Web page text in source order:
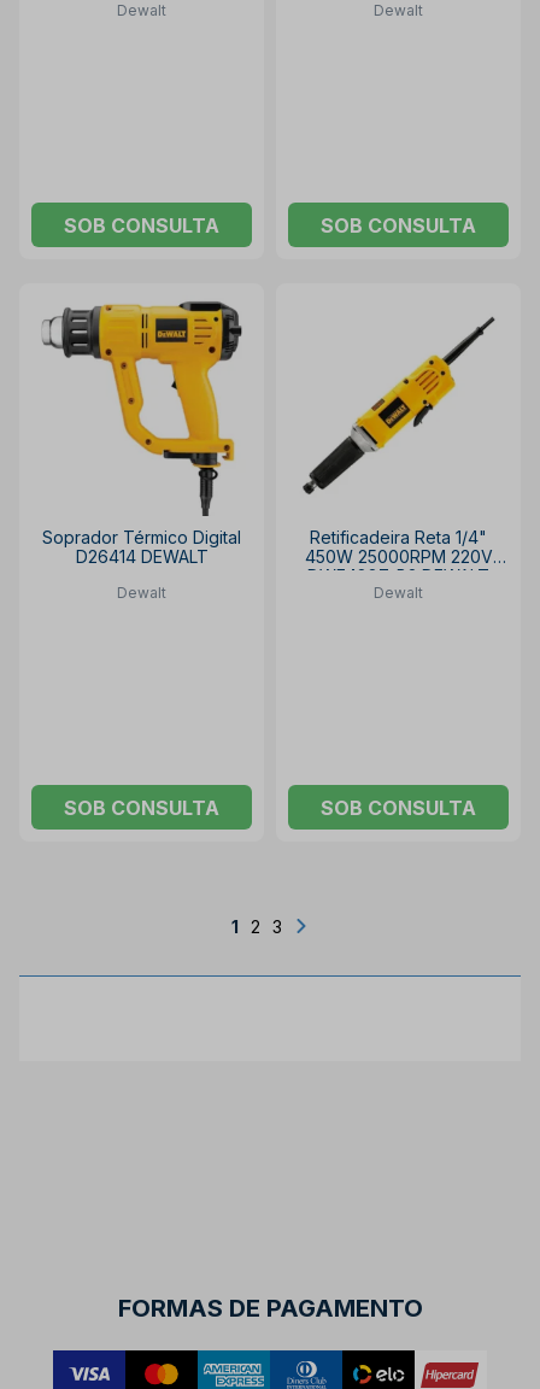
Dewalt
SOB CONSULTA
Dewalt
SOB CONSULTA
Soprador Térmico Digital
D26414 DEWALT
Dewalt
SOB CONSULTA
Retificadeira Reta 1/4"
450W 25000RPM 220V
DWE4887-B2 DEWALT
Dewalt
SOB CONSULTA
1 2 3
FORMAS DE PAGAMENTO